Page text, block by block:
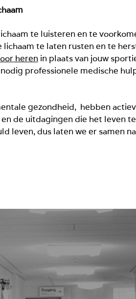
te luisteren en te
te laten rusten en te
herenin plaats van jouw
professionele medische
gezondheid, hebben
de uitdagingen die het leven
leven, dus laten we er samen